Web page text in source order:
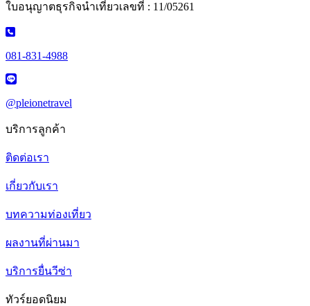
ใบอนุญาตธุรกิจนำเที่ยวเลขที่ : 11/05261
081-831-4988
@pleionetravel
บริการลูกค้า
ติดต่อเรา
เกี่ยวกับเรา
บทความท่องเที่ยว
ผลงานที่ผ่านมา
บริการยื่นวีซ่า
ทัวร์ยอดนิยม